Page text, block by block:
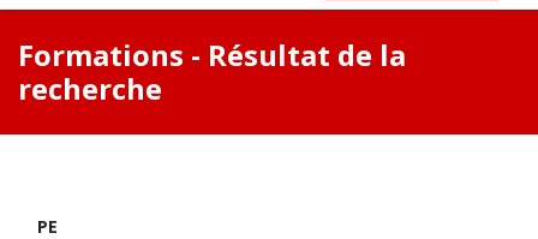
Formations - Résultat de la
recherche
PE